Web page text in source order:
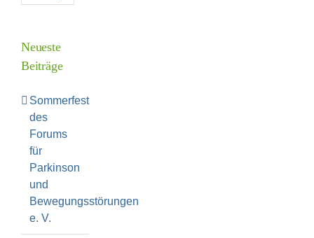
Neueste
Beiträge
Sommerfest
des
Forums
für
Parkinson
und
Bewegungsstörungen
e. V.